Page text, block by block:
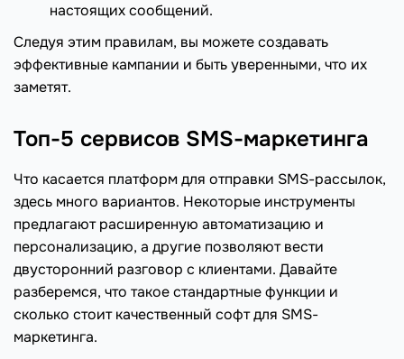
настоящих сообщений.
Следуя этим правилам, вы можете создавать
эффективные кампании и быть уверенными, что их
заметят.
Топ-5 сервисов SMS-маркетинга
Что касается платформ для отправки SMS-рассылок,
здесь много вариантов. Некоторые инструменты
предлагают расширенную автоматизацию и
персонализацию, а другие позволяют вести
двусторонний разговор с клиентами. Давайте
разберемся, что такое стандартные функции и
сколько стоит качественный софт для SMS-
маркетинга.